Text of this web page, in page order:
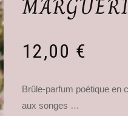
12,00 €
Brûle-parfum poétique en
aux songes …